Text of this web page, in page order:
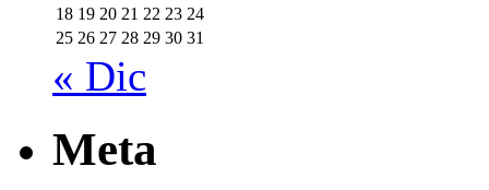
18 19 20 21 22 23 24
25 26 27 28 29 30 31
« Dic
Meta